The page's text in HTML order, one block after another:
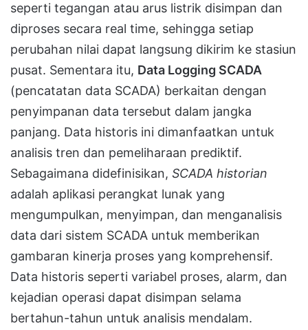
seperti tegangan atau arus listrik disimpan dan
diproses secara real time, sehingga setiap
perubahan nilai dapat langsung dikirim ke stasiun
pusat. Sementara itu, Data Logging SCADA
(pencatatan data SCADA) berkaitan dengan
penyimpanan data tersebut dalam jangka
panjang. Data historis ini dimanfaatkan untuk
analisis tren dan pemeliharaan prediktif.
Sebagaimana didefinisikan, SCADA historian
adalah aplikasi perangkat lunak yang
mengumpulkan, menyimpan, dan menganalisis
data dari sistem SCADA untuk memberikan
gambaran kinerja proses yang komprehensif.
Data historis seperti variabel proses, alarm, dan
kejadian operasi dapat disimpan selama
bertahun-tahun untuk analisis mendalam.